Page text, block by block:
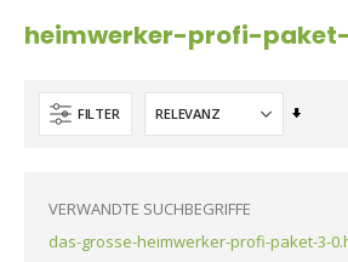
heimwerker-profi-
FILTER
VERWANDTE SUCHBEGRIFFE
das-grosse-heimwerker-profi-paket-3-